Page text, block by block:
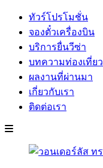
ทัวร์โปรโมชั่น
จองตั๋วเครื่องบิน
บริการยื่นวีซ่า
บทความท่องเที่ยว
ผลงานที่ผ่านมา
เกี่ยวกับเรา
ติดต่อเรา